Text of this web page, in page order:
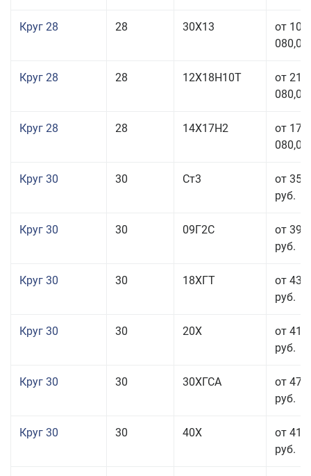
Круг 28 28 30Х13
от 103
080,00
Круг 28 28 12Х18Н10Т
от 210
080,00
Круг 28 28 14Х17Н2
от 179
080,00
Круг 30 30 Ст3
от 35
руб.
Круг 30 30 09Г2С
от 39
руб.
Круг 30 30 18ХГТ
от 43
руб.
Круг 30 30 20Х
от 41
руб.
Круг 30 30 30ХГСА
от 47
руб.
Круг 30 30 40Х
от 41
руб.